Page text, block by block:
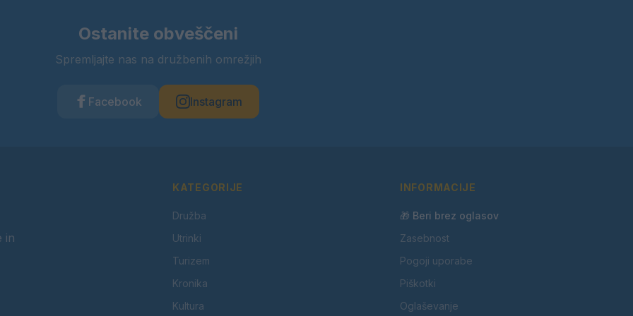
Ostanite obveščeni
Spremljajte nas na družbenih omrežjih
Facebook Instagram
in
KATEGORIJE
Družba
Utrinki
Turizem
Kronika
Kultura
INFORMACIJE
🎁 Beri brez oglasov
Zasebnost
Pogoji uporabe
Piškotki
Oglaševanje